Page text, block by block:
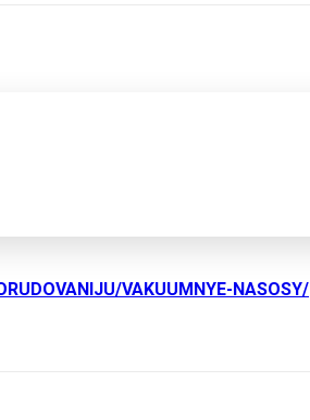
VAKUUMNYE-NASOSY/